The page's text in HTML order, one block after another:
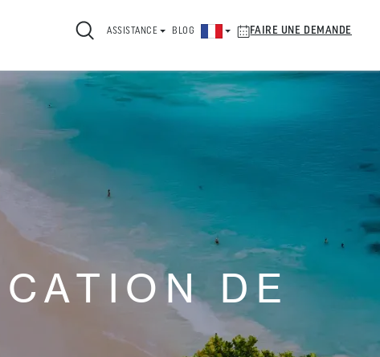
ASSISTANCE BLOG FAIRE UNE DEMANDE
DE